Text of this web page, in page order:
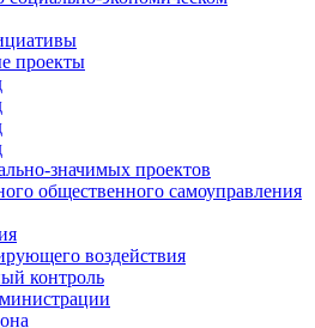
проекты
значимых проектов
общественного самоуправления
воздействия
контроль